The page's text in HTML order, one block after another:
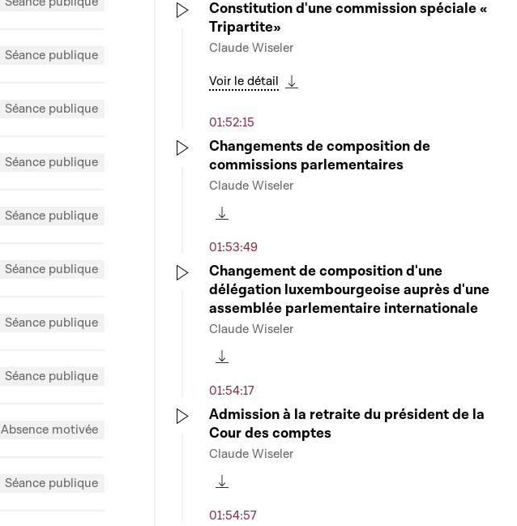
Séance publique
Séance publique
Séance publique
Séance publique
Séance publique
Séance publique
Séance publique
Absence motivée
Séance publique
Constitution d'une commission spéciale «
Tripartite»
Claude Wiseler
Voir le détail
01:52:15
Changements de composition de
commissions parlementaires
Claude Wiseler
01:53:49
Changement de composition d'une
délégation luxembourgeoise auprès d'une
assemblée parlementaire internationale
Claude Wiseler
01:54:17
Admission à la retraite du président de la
Cour des comptes
Claude Wiseler
01:54:57